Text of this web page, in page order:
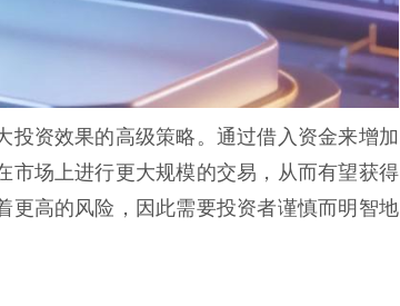
资效果的高级策略。通过借入资金来增加
市场上进行更大规模的交易，从而有望获得
更高的风险，因此需要投资者谨慎而明智地